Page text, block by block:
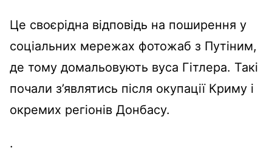
Це своєрідна відповідь на поширення у
соціальних мережах фотожаб з Путіним,
де тому домальовують вуса Гітлера. Такі
почали з’являтись після окупації Криму і
окремих регіонів Донбасу.
.